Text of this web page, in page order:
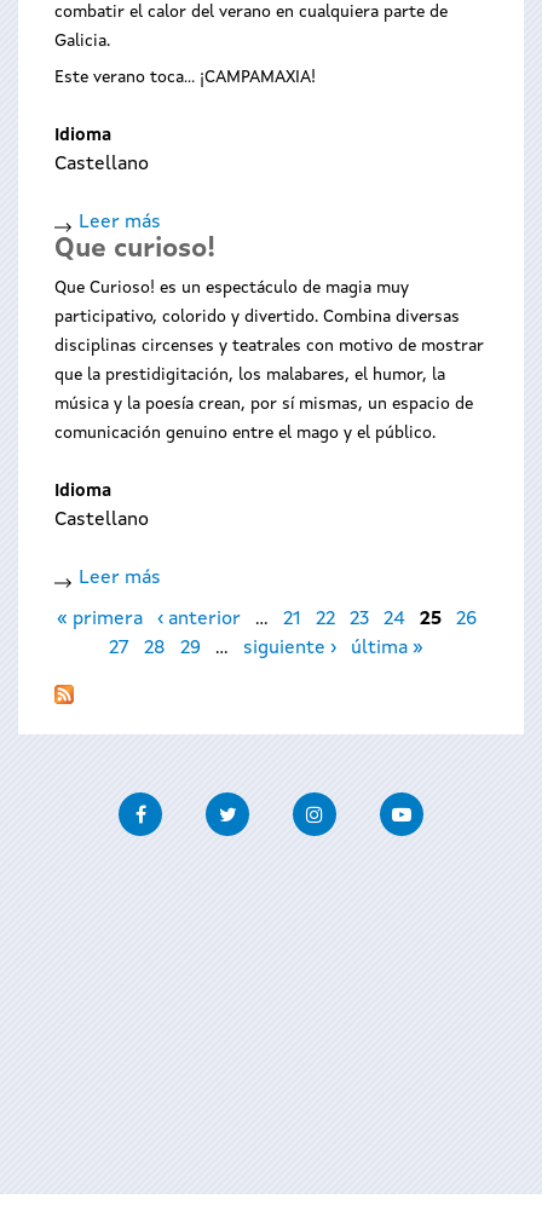
combatir el calor del verano en cualquiera parte de
Galicia.
Este verano toca... ¡CAMPAMAXIA!
Idioma
Castellano
Leer más
Campamaxia
Que curioso!
Que Curioso! es un espectáculo de magia muy
participativo, colorido y divertido. Combina diversas
disciplinas circenses y teatrales con motivo de mostrar
que la prestidigitación, los malabares, el humor, la
música y la poesía crean, por sí mismas, un espacio de
comunicación genuino entre el mago y el público.
Idioma
Castellano
Leer más
Que
curioso!
Páginas
« primera ‹ anterior … 21 22 23 24 25
26
27
28 29 … siguiente › última »
FacebookTwitter InstagramYoutube